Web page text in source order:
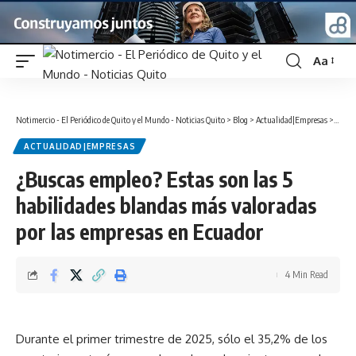
Font
Aa
Notimercio - El Periódico de Quito y el Mundo - Noticias Quito > Blog > Actualidad|Empresas >
ACTUALIDAD|EMPRESAS
¿Buscas empleo? Estas son las 5
habilidades blandas más valoradas
por las empresas en Ecuador
4 Min Read
Durante el primer trimestre de 2025, sólo el 35,2% de los